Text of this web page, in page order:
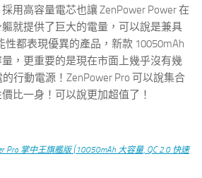
用高容量電芯也讓 ZenPower Power 在
就提供了巨大的電量，可以說是兼具
性都表現優異的產品，新款 10050mAh
，更重要的是現在市面上幾乎沒有幾
的行動電源！ZenPower Pro 可以說集合
比一身！可以說更加超值了！